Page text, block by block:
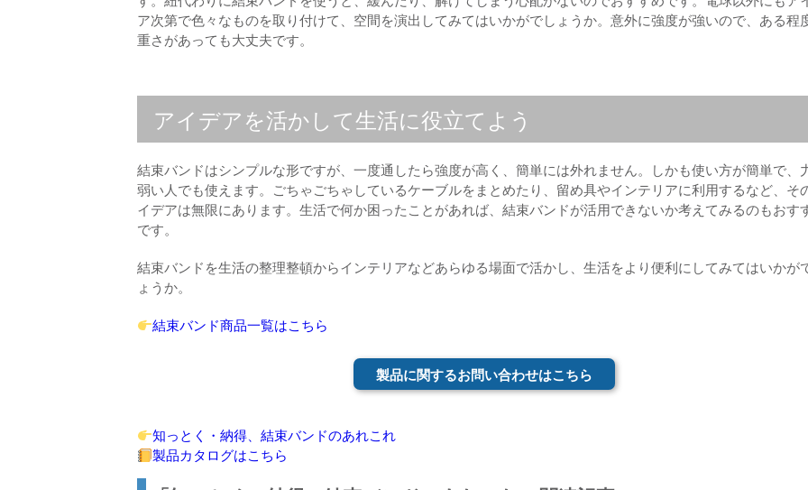
ア次第で色々なものを取り付けて、空間を演出してみてはいかがでしょうか。意外に強度が強いので、ある程
重さがあっても大丈夫です。
アイデアを活かして生活に役立てよう
結束バンドはシンプルな形ですが、一度通したら強度が高く、簡単には外れません。しかも使い方が簡単で、
弱い人でも使えます。ごちゃごちゃしているケーブルをまとめたり、留め具やインテリアに利用するなど、そ
イデアは無限にあります。生活で何か困ったことがあれば、結束バンドが活用できないか考えてみるのもおす
です。
結束バンドを生活の整理整頓からインテリアなどあらゆる場面で活かし、生活をより便利にしてみてはいかが
ょうか。
結束バンド商品一覧はこちら
製品に関するお問い合わせはこちら
知っとく・納得、結束バンドのあれこれ
製品カタログはこちら